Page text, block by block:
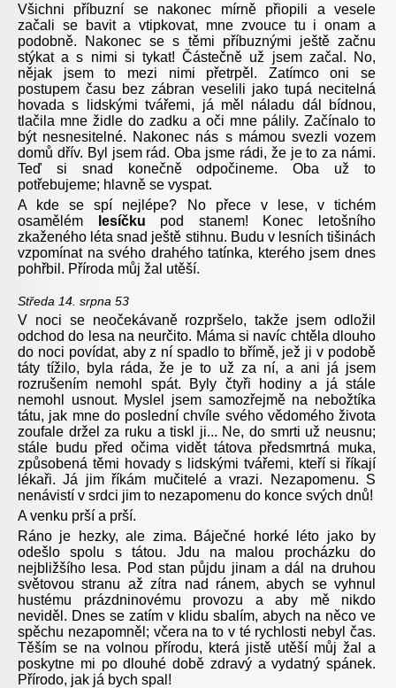
Všichni příbuzní se nakonec mírně přiopili a vesele
začali se bavit a vtipkovat, mne zvouce tu i onam a
podobně. Nakonec se s těmi příbuznými ještě začnu
stýkat a s nimi si tykat! Částečně už jsem začal. No,
nějak jsem to mezi nimi přetrpěl. Zatímco oni se
postupem času bez zábran veselili jako tupá necitelná
hovada s lidskými tvářemi, já měl náladu dál bídnou,
tlačila mne židle do zadku a oči mne pálily. Začínalo to
být nesnesitelné. Nakonec nás s mámou svezli vozem
domů dřív. Byl jsem rád. Oba jsme rádi, že je to za námi.
Teď si snad konečně odpočineme. Oba už to
potřebujeme; hlavně se vyspat.
A kde se spí nejlépe? No přece v lese, v tichém
osamělém
lesíčku pod stanem! Konec letošního
zkaženého léta snad ještě stihnu. Budu v lesních tišinách
vzpomínat na svého drahého tatínka, kterého jsem dnes
pohřbil. Příroda můj žal utěší.
Středa 14. srpna 53
V noci se neočekávaně rozpršelo, takže jsem odložil
odchod do lesa na neurčito. Máma si navíc chtěla dlouho
do noci povídat, aby z ní spadlo to břímě, jež ji v podobě
táty tížilo, byla ráda, že je to už za ní, a ani já jsem
rozrušením nemohl spát. Byly čtyři hodiny a já stále
nemohl usnout. Myslel jsem samozřejmě na nebožtíka
tátu, jak mne do poslední chvíle svého vědomého života
zoufale držel za ruku a tiskl ji... Ne, do smrti už neusnu;
stále budu před očima vidět tátova předsmrtná muka,
způsobená těmi hovady s lidskými tvářemi, kteří si říkají
lékaři. Já jim říkám mučitelé a vrazi. Nezapomenu. S
nenávistí v srdci jim to nezapomenu do konce svých dnů!
A venku prší a prší.
Ráno je hezky, ale zima. Báječné horké léto jako by
odešlo spolu s tátou. Jdu na malou procházku do
nejbližšího lesa. Pod stan půjdu jinam a dál na druhou
světovou stranu až zítra nad ránem, abych se vyhnul
hustému prázdninovému provozu a aby mě nikdo
neviděl. Dnes se zatím v klidu sbalím, abych na něco ve
spěchu nezapomněl; včera na to v té rychlosti nebyl čas.
Těším se na volnou přírodu, která jistě utěší můj žal a
poskytne mi po dlouhé době zdravý a vydatný spánek.
Přírodo, jak já bych spal!